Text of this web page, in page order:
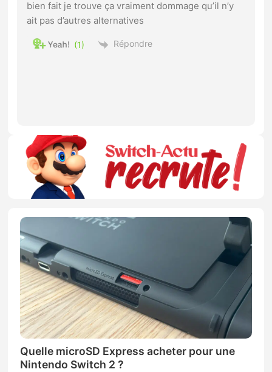
bien fait je trouve ça vraiment dommage qu’il n’y
ait pas d’autres alternatives
1 Répondre
Quelle microSD Express acheter pour une
Nintendo Switch 2 ?